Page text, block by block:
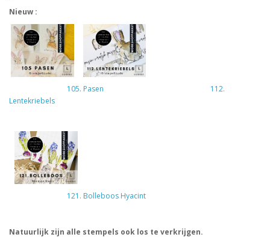
Nieuw :
105. Pasen
112.
Lentekriebels
121. Bolleboos Hyacint
Natuurlijk zijn alle stempels ook los te verkrijgen.